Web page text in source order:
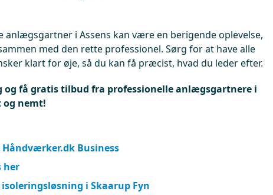
anlægsgartner i Assens kan være en berigende oplevelse,
med den rette professionel. Sørg for at have alle
klart for øje, så du kan få præcist, hvad du leder efter.
og få gratis tilbud fra professionelle anlægsgartnere i
og nemt!
Business
her
i Skaarup Fyn